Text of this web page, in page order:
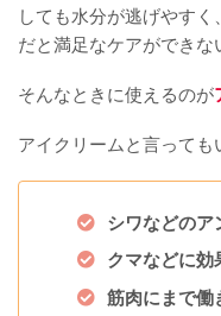
しても水分が逃げやす
だと満足なケアができな
そんなときに使えるのが
アイクリームと言っても
シワなどのア
クマなどに効
筋肉にまで働